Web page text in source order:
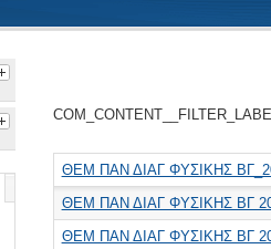
ΘΕΜ ΠΑΝ ΔΙΑΓ ΦΥΣΙΚΗΣ
ΘΕΜ ΠΑΝ ΔΙΑΓ ΦΥΣΙΚΗΣ ΒΓ
ΘΕΜ ΠΑΝ ΔΙΑΓ ΦΥΣΙΚΗΣ ΒΓ